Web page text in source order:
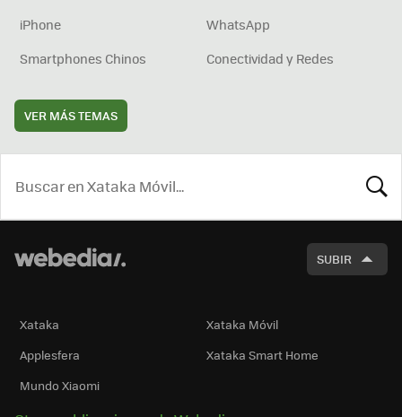
iPhone
WhatsApp
Smartphones Chinos
Conectividad y Redes
VER MÁS TEMAS
SUBIR
Xataka
Xataka Móvil
Applesfera
Xataka Smart Home
Mundo Xiaomi